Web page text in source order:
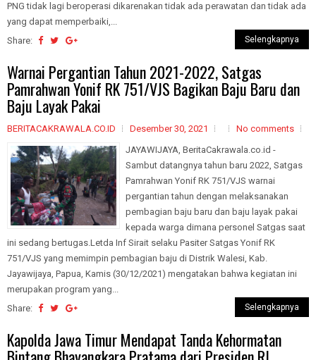
PNG tidak lagi beroperasi dikarenakan tidak ada perawatan dan tidak ada
yang dapat memperbaiki,...
Share:
Selengkapnya
Warnai Pergantian Tahun 2021-2022, Satgas
Pamrahwan Yonif RK 751/VJS Bagikan Baju Baru dan
Baju Layak Pakai
BERITACAKRAWALA.CO.ID Desember 30, 2021
No comments
JAYAWIJAYA, BeritaCakrawala.co.id -
Sambut datangnya tahun baru 2022, Satgas
Pamrahwan Yonif RK 751/VJS warnai
pergantian tahun dengan melaksanakan
pembagian baju baru dan baju layak pakai
kepada warga dimana personel Satgas saat
ini sedang bertugas.Letda Inf Sirait selaku Pasiter Satgas Yonif RK
751/VJS yang memimpin pembagian baju di Distrik Walesi, Kab.
Jayawijaya, Papua, Kamis (30/12/2021) mengatakan bahwa kegiatan ini
merupakan program yang...
Share:
Selengkapnya
Kapolda Jawa Timur Mendapat Tanda Kehormatan